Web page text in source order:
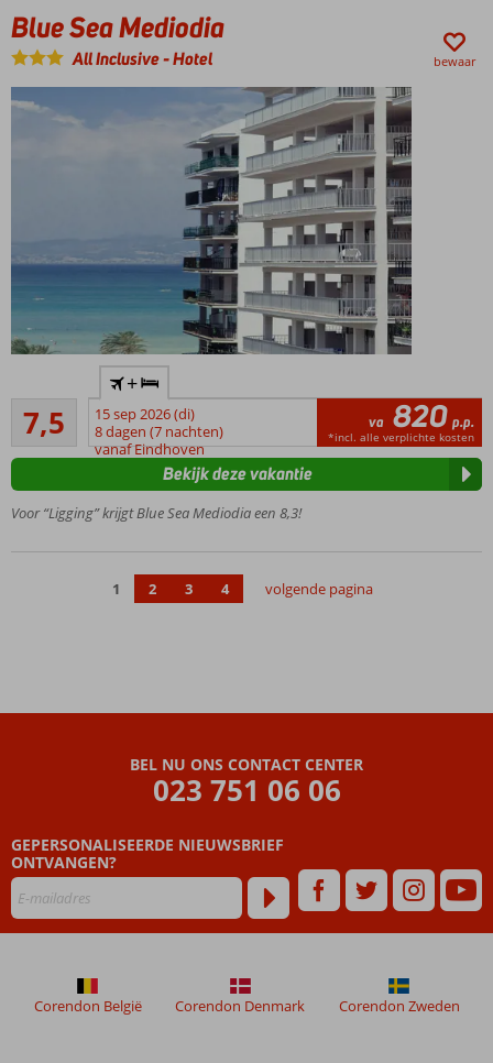
Volpension
of All
Inclusive
mogelijk
Blue Sea Mediodia
All Inclusive-Hotel bewaar
50 m
van
het
Lekker
centraal
in El
Modern en
boulevard
Inclusive
7,5
Goed
6
beoordelingen
+
15 sep 2026 (di)
8 dagen (7 nachten)
vanaf Eindhoven
va 820 p.p.
*incl. alle verplichte kosten
Voor “Ligging” krijgt Blue Sea Mediodia een 8,3!
Bekijk deze vakantie
1 2 3 4 volgende pagina
BEL NU ONS CONTACT CENTER
023 751 06 06
GEPERSONALISEERDE NIEUWSBRIEF
ONTVANGEN?
Corendon België Corendon Denmark Corendon Zweden